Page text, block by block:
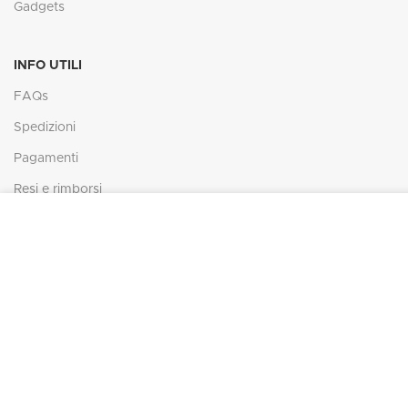
Gadgets
INFO UTILI
FAQs
Spedizioni
Pagamenti
Resi e rimborsi